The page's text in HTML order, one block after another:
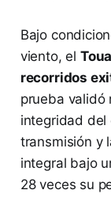
Bajo
viento, el
recorridos
prueba validó
integridad del
transmisión y
integral bajo
28 veces su